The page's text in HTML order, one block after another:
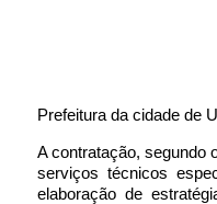
Prefeitura da cidade de
A contratação, segundo
serviços técnicos
elaboração de